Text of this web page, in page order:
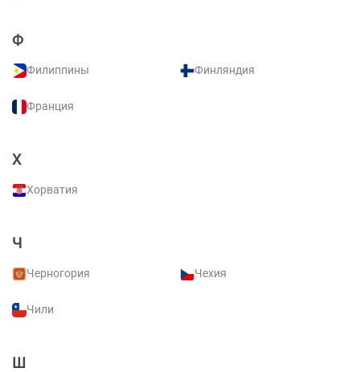
Ф
Филиппины Финляндия
Франция
Х
Хорватия
Ч
Черногория Чехия
Чили
Ш